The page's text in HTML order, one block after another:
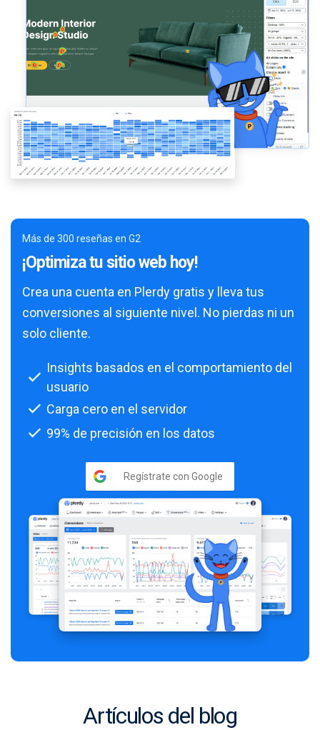
Más de 300 reseñas en G2
¡Optimiza tu sitio web hoy!
Crea una cuenta en Plerdy gratis y lleva tus
conversiones al siguiente nivel. No pierdas ni un
solo cliente.
Insights basados en el comportamiento del
usuario
Carga cero en el servidor
99% de precisión en los datos
Regístrate con Google
Artículos del blog